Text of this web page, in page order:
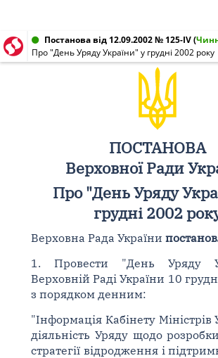
Постанова від 12.09.2002 № 125-IV(
Про "День Уряду України" у грудні 2002 року
ПОСТАНОВА
Верховної Ради
Про "День Уряду
грудні 2002
Верховна Рада України
1. Провести "День Уряду
Верховній Раді України 10
з порядком денним:
"Інформація Кабінету Міністрів
діяльність Уряду щодо
стратегії відродження і